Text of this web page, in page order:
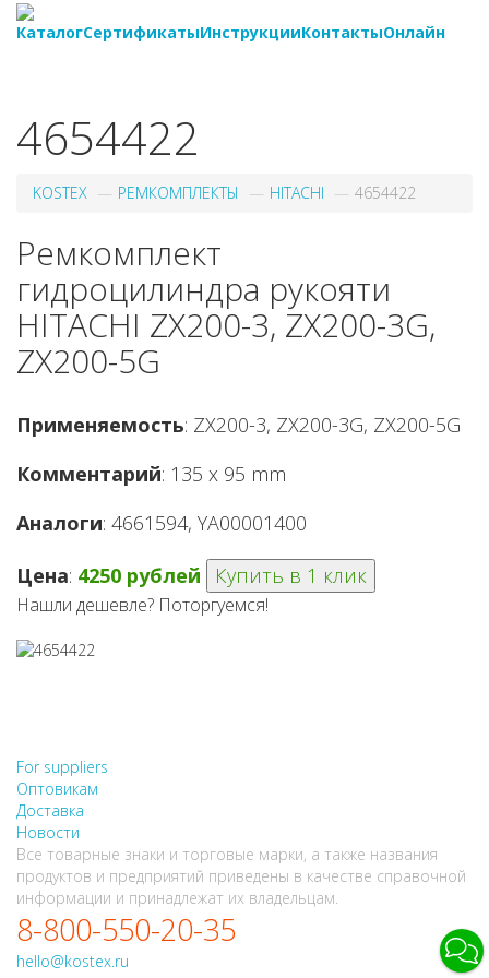
КаталогСертификатыИнструкцииКонтактыОнлайн
4654422
KOSTEX РЕМКОМПЛЕКТЫ HITACHI 4654422
Ремкомплект
гидроцилиндра рукояти
HITACHI ZX200-3, ZX200-3G,
ZX200-5G
Применяемость: ZX200-3, ZX200-3G, ZX200-5G
Комментарий: 135 x 95 mm
Аналоги: 4661594, YA00001400
Цена: 4250 рублей Купить в 1 клик
Нашли дешевле? Поторгуемся!
For suppliers
Оптовикам
Доставка
Новости
Все товарные знаки и торговые марки, а также названия
продуктов и предприятий приведены в качестве справочной
информации и принадлежат их владельцам.
8-800-550-20-35
hello@kostex.ru